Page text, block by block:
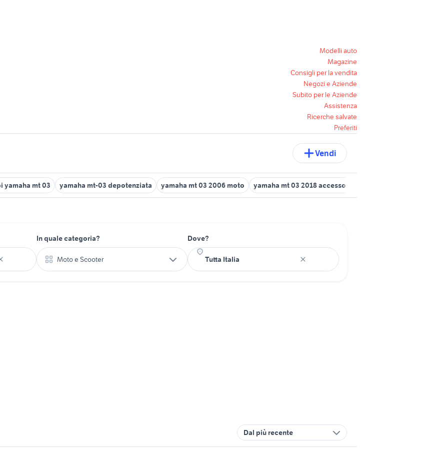
Modelli auto
Magazine
Consigli per la vendita
Negozi e Aziende
Subito per le Aziende
Assistenza
Ricerche salvate
Preferiti
Vendi
yamaha mt 03 yamaha mt-03 depotenziata yamaha mt 03 2006 moto yamaha mt 03 2018 accessori moto
In quale categoria?
Moto e Scooter
Dove?
Dal più recente